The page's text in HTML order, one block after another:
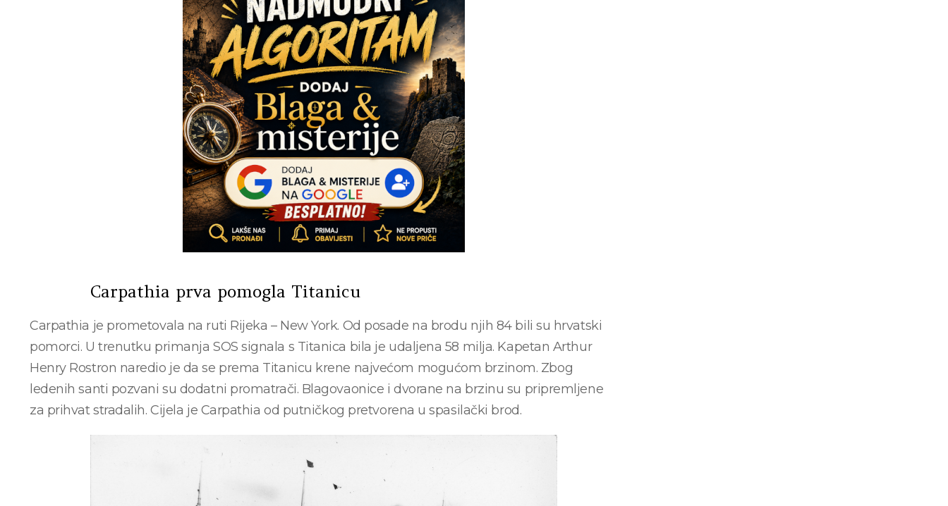
Carpathia prva pomogla Titanicu
Carpathia je prometovala na ruti Rijeka – New York. Od posade na brodu njih 84 bili su hrvatski
pomorci. U trenutku primanja SOS signala s Titanica bila je udaljena 58 milja. Kapetan Arthur
Henry Rostron naredio je da se prema Titanicu krene najvećom mogućom brzinom. Zbog
ledenih santi pozvani su dodatni promatrači. Blagovaonice i dvorane na brzinu su pripremljene
za prihvat stradalih. Cijela je Carpathia od putničkog pretvorena u spasilački brod.